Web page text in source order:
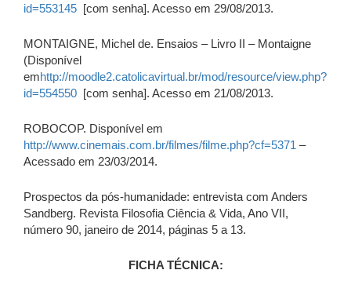
id=553145 [com senha]. Acesso em 29/08/2013.
MONTAIGNE, Michel de. Ensaios – Livro II – Montaigne
(Disponível
emhttp://moodle2.catolicavirtual.br/mod/resource/view.php?
id=554550 [com senha]. Acesso em 21/08/2013.
ROBOCOP. Disponível em
http://www.cinemais.com.br/filmes/filme.php?cf=5371 –
Acessado em 23/03/2014.
Prospectos da pós-humanidade: entrevista com Anders
Sandberg. Revista Filosofia Ciência & Vida, Ano VII,
número 90, janeiro de 2014, páginas 5 a 13.
FICHA TÉCNICA: